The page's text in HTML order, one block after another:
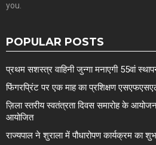
you.
POPULAR POSTS
प्रथम सशस्त्र वाहिनी जुन्गा मनाएगी 55वां
फिंगरप्रिंट पर एक माह का प्रशिक्षण
ज़िला स्तरीय स्वतंत्रता दिवस समारोह के
आयोजित
राज्यपाल ने शुराला में पौधारोपण कार्यक्रम का